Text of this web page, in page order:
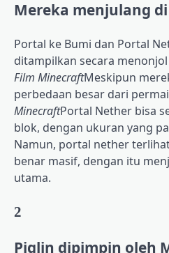
Mereka menjulang
Portal ke Bumi dan Portal
ditampilkan secara
Film MinecraftMeskipun
perbedaan besar dari
MinecraftPortal Nether bisa
blok, dengan ukuran yang
Namun, portal nether
benar masif, dengan itu
utama.
2
Piglin dipimpin oleh